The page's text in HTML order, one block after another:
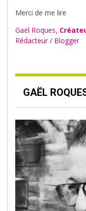
Merci de me lire
Gaël Roques,
Rédacteur / Blogger
GAËL